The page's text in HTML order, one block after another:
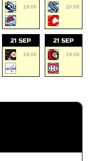
19:00 20:00
21 SEP
19:00
21 SEP
19:00